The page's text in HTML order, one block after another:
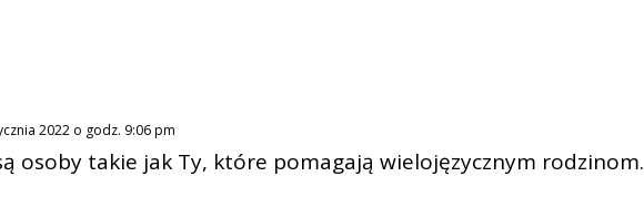
2022 o godz. 9:06 pm
osoby takie jak Ty, które pomagają wielojęzycznym rodzinom.